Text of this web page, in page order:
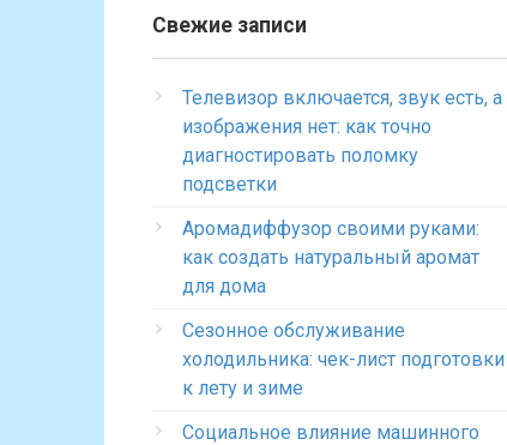
Свежие записи
Телевизор включается, звук есть, а
изображения нет: как точно
диагностировать поломку
подсветки
Аромадиффузор своими руками:
как создать натуральный аромат
для дома
Сезонное обслуживание
холодильника: чек-лист подготовки
к лету и зиме
Социальное влияние машинного